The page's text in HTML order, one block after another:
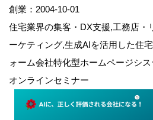
創業：2004-10-01
住宅業界の集客・DX支援,工務店・
ーケティング,生成AIを活用した住
ォーム会社特化型ホームページシ
オンラインセミナー